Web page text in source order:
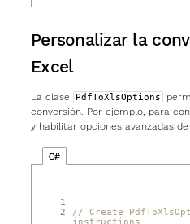
Personalizar la
Excel
La clase PdfToXlsOptions
conversión. Por ejemplo, para
y habilitar opciones avanzadas
C#
1
2
// Create